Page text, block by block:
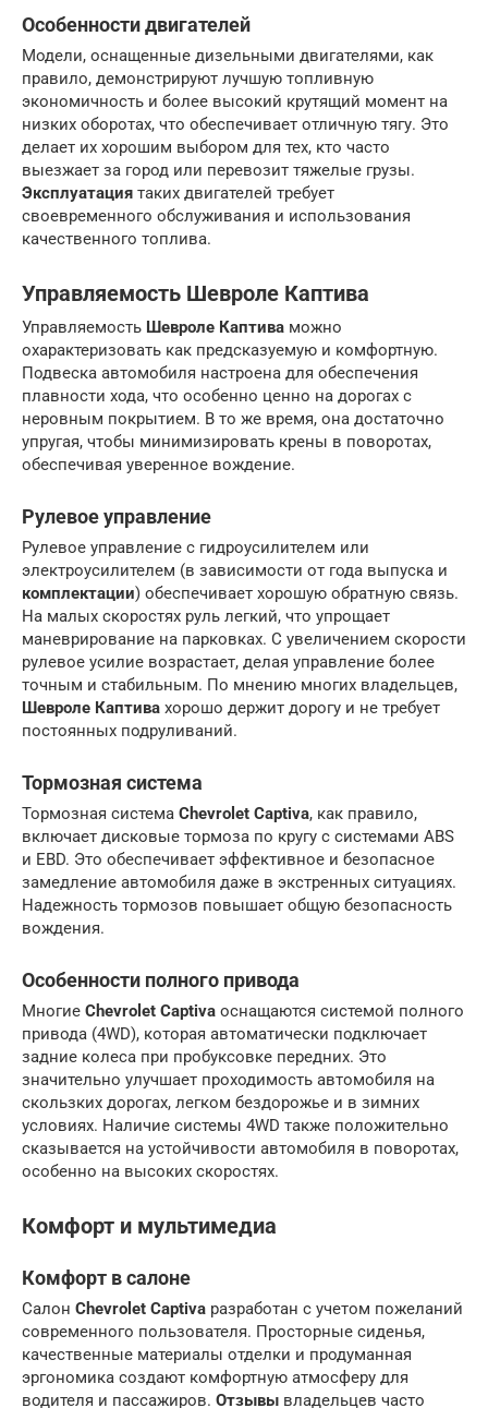
Особенности двигателей
Модели, оснащенные дизельными двигателями, как
правило, демонстрируют лучшую топливную
экономичность и более высокий крутящий момент на
низких оборотах, что обеспечивает отличную тягу. Это
делает их хорошим выбором для тех, кто часто
выезжает за город или перевозит тяжелые грузы.
Эксплуатация таких двигателей требует
своевременного обслуживания и использования
качественного топлива.
Управляемость Шевроле Каптива
Управляемость Шевроле Каптива можно
охарактеризовать как предсказуемую и комфортную.
Подвеска автомобиля настроена для обеспечения
плавности хода, что особенно ценно на дорогах с
неровным покрытием. В то же время, она достаточно
упругая, чтобы минимизировать крены в поворотах,
обеспечивая уверенное вождение.
Рулевое управление
Рулевое управление с гидроусилителем или
электроусилителем (в зависимости от года выпуска и
комплектации) обеспечивает хорошую обратную связь.
На малых скоростях руль легкий, что упрощает
маневрирование на парковках. С увеличением скорости
рулевое усилие возрастает, делая управление более
точным и стабильным. По мнению многих владельцев,
Шевроле Каптива хорошо держит дорогу и не требует
постоянных подруливаний.
Тормозная система
Тормозная система Chevrolet Captiva, как правило,
включает дисковые тормоза по кругу с системами ABS
и EBD. Это обеспечивает эффективное и безопасное
замедление автомобиля даже в экстренных ситуациях.
Надежность тормозов повышает общую безопасность
вождения.
Особенности полного привода
Многие Chevrolet Captiva оснащаются системой полного
привода (4WD), которая автоматически подключает
задние колеса при пробуксовке передних. Это
значительно улучшает проходимость автомобиля на
скользких дорогах, легком бездорожье и в зимних
условиях. Наличие системы 4WD также положительно
сказывается на устойчивости автомобиля в поворотах,
особенно на высоких скоростях.
Комфорт и мультимедиа
Комфорт в салоне
Салон Chevrolet Captiva разработан с учетом пожеланий
современного пользователя. Просторные сиденья,
качественные материалы отделки и продуманная
эргономика создают комфортную атмосферу для
водителя и пассажиров. Отзывы владельцев часто